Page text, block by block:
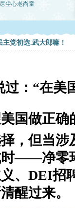
尘心老尚童
党初选.武大郎嘛！
过：“在美
国做正
，但当涉
时——净零
义、DEI
醒过来。